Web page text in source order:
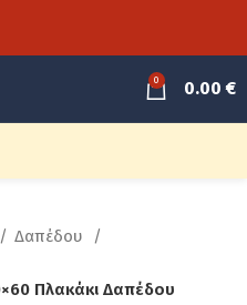
0 0.00€
Δαπέδου
Πλακάκι Δαπέδου